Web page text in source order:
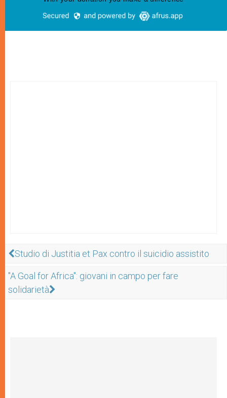
Studio di Justitia et Pax contro il suicidio assistito
"A Goal for Africa": giovani in campo per fare
solidarietà